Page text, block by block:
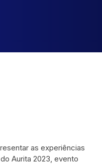
as experiências
Aurita 2023, evento